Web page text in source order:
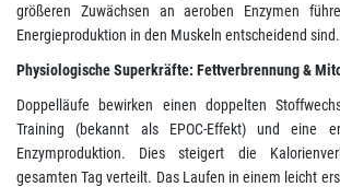
größeren Zuwächsen an aeroben Enzymen
Energieproduktion in den Muskeln entscheidend sind.
Physiologische Superkräfte: Fettverbrennung &
Doppelläufe bewirken einen doppelten
Training (bekannt als EPOC-Effekt) und eine
Enzymproduktion. Dies steigert die
gesamten Tag verteilt. Das Laufen in einem leicht